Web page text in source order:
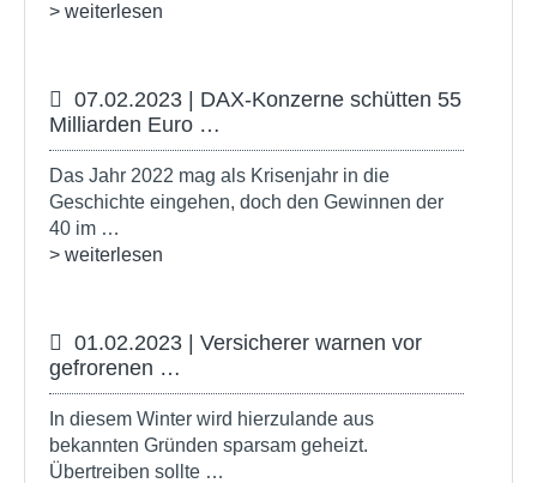
> weiterlesen
07.02.2023 | DAX-Konzerne schütten 55
Milliarden Euro …
Das Jahr 2022 mag als Krisenjahr in die
Geschichte eingehen, doch den Gewinnen der
40 im …
> weiterlesen
01.02.2023 | Versicherer warnen vor
gefrorenen …
In diesem Winter wird hierzulande aus
bekannten Gründen sparsam geheizt.
Übertreiben sollte …